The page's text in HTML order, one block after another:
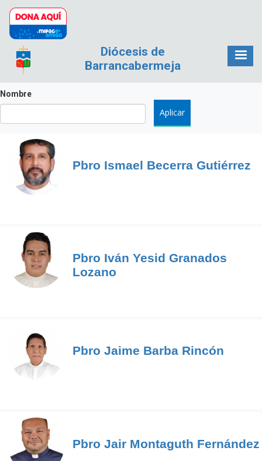
Pasar al contenido principal
Diócesis de
Barrancabermeja
Nombre
Pbro Ismael Becerra Gutiérrez
Pbro Iván Yesid Granados
Lozano
Pbro Jaime Barba Rincón
Pbro Jair Montaguth Fernández